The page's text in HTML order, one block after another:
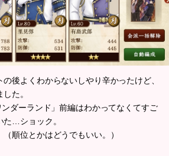
後よくわからないしやり辛かったけど、
た。
ダーランド」前編はわかってなくてすご
た…ショック。
順位とかはどうでもいい。）